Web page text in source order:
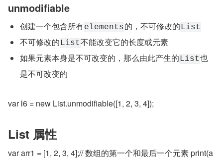
unmodifiable
创建一个包含所有elements的，不可修改的List
不可修改的List不能改变它的长度或元素
如果元素本身是不可改变的，那么由此产生的List也
是不可改变的
var l6 = new List.unmodifiable([1, 2, 3, 4]);
List 属性
var arr1 = [1, 2, 3, 4];// 数组的第一个和最后一个元素 print(a